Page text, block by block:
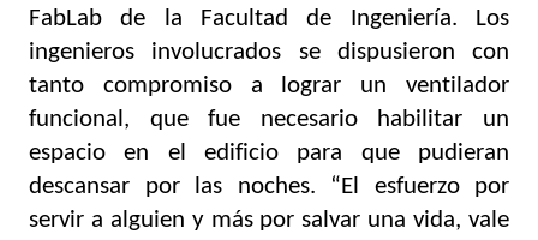
FabLab de la Facultad de Ingeniería. Los
ingenieros involucrados se dispusieron con
tanto compromiso a lograr un ventilador
funcional, que fue necesario habilitar un
espacio en el edificio para que pudieran
descansar por las noches. “El esfuerzo por
servir a alguien y más por salvar una vida, vale